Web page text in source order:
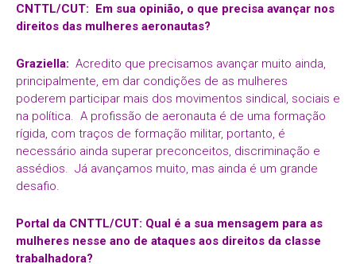
CNTTL/CUT: Em sua opinião, o que precisa avançar nos
direitos das mulheres aeronautas?
Graziella: Acredito que precisamos avançar muito ainda,
principalmente, em dar condições de as mulheres
poderem participar mais dos movimentos sindical, sociais e
na política. A profissão de aeronauta é de uma formação
rígida, com traços de formação militar, portanto, é
necessário ainda superar preconceitos, discriminação e
assédios. Já avançamos muito, mas ainda é um grande
desafio.
Portal da CNTTL/CUT: Qual é a sua mensagem para as
mulheres nesse ano de ataques aos direitos da classe
trabalhadora?